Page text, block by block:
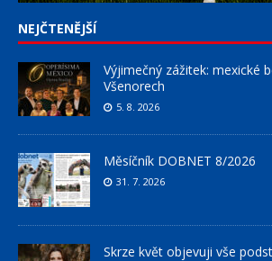
NEJČTENĚJŠÍ
Výjimečný zážitek: mexické
Všenorech
5. 8. 2026
Měsíčník DOBNET 8/2026
31. 7. 2026
Skrze květ objevuji vše